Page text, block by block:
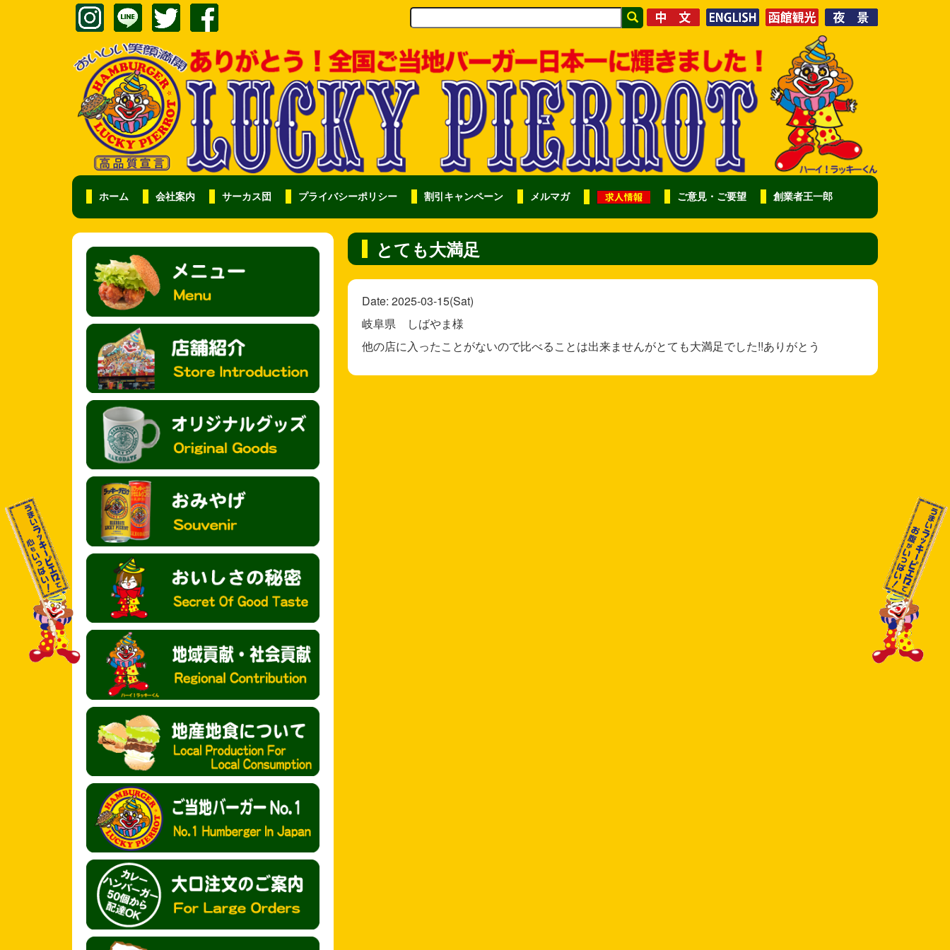
ホーム 会社案内 サーカス団 プライバシーポリシー 割引キャンペーン メルマガ ご意見・ご要望 創業者王一郎
とても大満足
Date: 2025-03-15(Sat)
岐阜県 しばやま様
他の店に入ったことがないので比べることは出来ませんがとても大満足でした!!ありがとう